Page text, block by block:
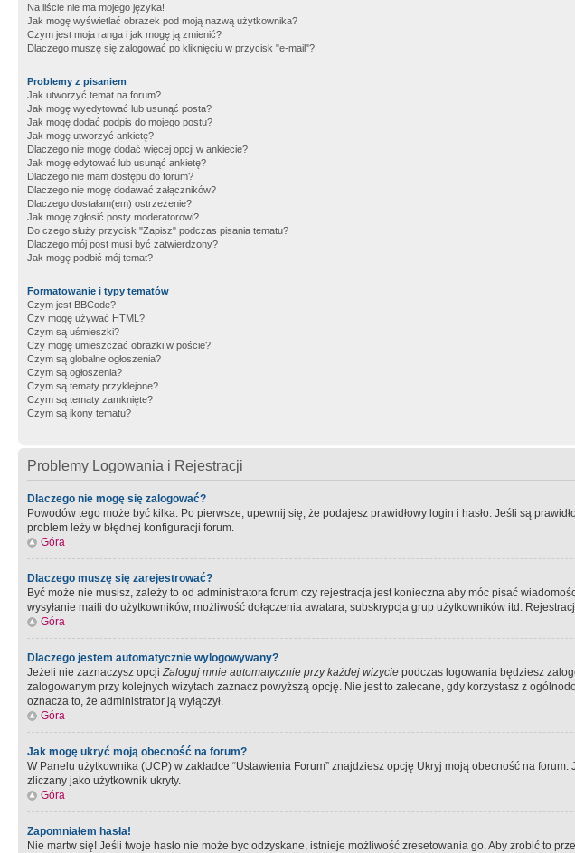
Na liście nie ma mojego języka!
Jak mogę wyświetlać obrazek pod moją nazwą użytkownika?
Czym jest moja ranga i jak mogę ją zmienić?
Dlaczego muszę się zalogować po kliknięciu w przycisk "e-mail"?
Problemy z pisaniem
Jak utworzyć temat na forum?
Jak mogę wyedytować lub usunąć posta?
Jak mogę dodać podpis do mojego postu?
Jak mogę utworzyć ankietę?
Dlaczego nie mogę dodać więcej opcji w ankiecie?
Jak mogę edytować lub usunąć ankietę?
Dlaczego nie mam dostępu do forum?
Dlaczego nie mogę dodawać załączników?
Dlaczego dostałam(em) ostrzeżenie?
Jak mogę zgłosić posty moderatorowi?
Do czego służy przycisk "Zapisz" podczas pisania tematu?
Dlaczego mój post musi być zatwierdzony?
Jak mogę podbić mój temat?
Formatowanie i typy tematów
Czym jest BBCode?
Czy mogę używać HTML?
Czym są uśmieszki?
Czy mogę umieszczać obrazki w poście?
Czym są globalne ogłoszenia?
Czym są ogłoszenia?
Czym są tematy przyklejone?
Czym są tematy zamknięte?
Czym są ikony tematu?
Problemy Logowania i Rejestracji
Dlaczego nie mogę się zalogować?
Powodów tego może być kilka. Po pierwsze, upewnij się, że podajesz prawidłowy login i hasło. Jeśli są
problem leży w błędnej konfiguracji forum.
Góra
Dlaczego muszę się zarejestrować?
Być może nie musisz, zależy to od administratora forum czy rejestracja jest konieczna aby móc pisać
wysyłanie maili do użytkowników, możliwość dołączenia awatara, subskrypcja grup użytkowników itd.
Góra
Dlaczego jestem automatycznie wylogowywany?
Jeżeli nie zaznaczysz opcjiZaloguj mnie automatycznie przy każdej wizycie podczas logowania będziesz
zalogowanym przy kolejnych wizytach zaznacz powyższą opcję. Nie jest to zalecane, gdy korzystasz z
oznacza to, że administrator ją wyłączył.
Góra
Jak mogę ukryć moją obecność na forum?
W Panelu użytkownika (UCP) w zakładce “Ustawienia Forum” znajdziesz opcję Ukryj moją obecność na
zliczany jako użytkownik ukryty.
Góra
Zapomniałem hasła!
Nie martw się! Jeśli twoje hasło nie może byc odzyskane, istnieje możliwość zresetowania go. Aby zrobić to